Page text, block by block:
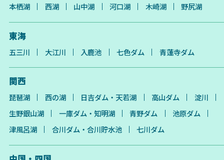
本栖湖 西湖 山中湖 河口湖 木崎湖 野尻湖
東海
五三川 大江川 入鹿池 七色ダム 青蓮寺ダム
関西
琵琶湖 西の湖 日吉ダム・天若湖 高山ダム
淀川
生野銀山湖
一庫ダム・知明湖 青野ダム
池原ダム
津風呂湖
合川ダム・合川貯水池 七川ダム